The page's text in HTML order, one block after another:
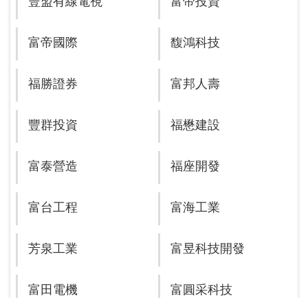
富帝國際 馥鴻科技
福勝證券 富邦人壽
豐群投資 福懋建設
富泰營造 福座開發
富台工程 富海工業
芳泉工業 富昱科技開發
富田電機 富圓采科技